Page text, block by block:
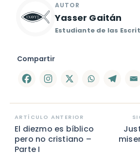
Yasser Gaitán
Compartir
ARTÍCULO ANTERIOR
El diezmo es bíblico
pero no cristiano –
Parte I